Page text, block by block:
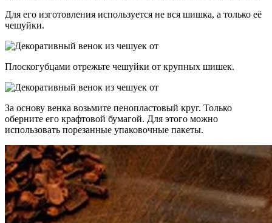
Для его изготовления используется не вся шишка, а только её
чешуйки.
Плоскогубцами отрежьте чешуйки от крупных шишек.
За основу венка возьмите пенопластовый круг. Только
оберните его крафтовой бумагой. Для этого можно
использовать порезанные упаковочные пакеты.